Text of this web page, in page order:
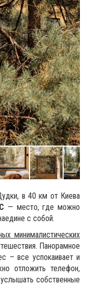
в 40 км от Киева
— место, где можно
с собой.
минималистических
Панорамное
– все успокаивает и
отложить телефон,
собственные